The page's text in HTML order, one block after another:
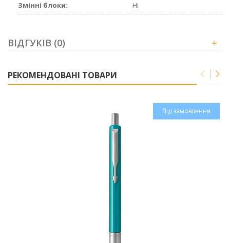
Змінні блоки:
Ні
ВІДГУКІВ (0) +
РЕКОМЕНДОВАНІ ТОВАРИ
Під замовлення